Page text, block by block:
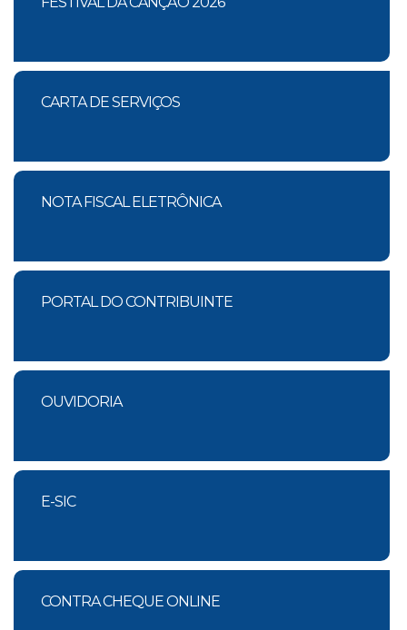
CARTA DE SERVIÇOS
NOTA FISCAL ELETRÔNICA
PORTAL DO CONTRIBUINTE
OUVIDORIA
E-SIC
CONTRA CHEQUE ONLINE